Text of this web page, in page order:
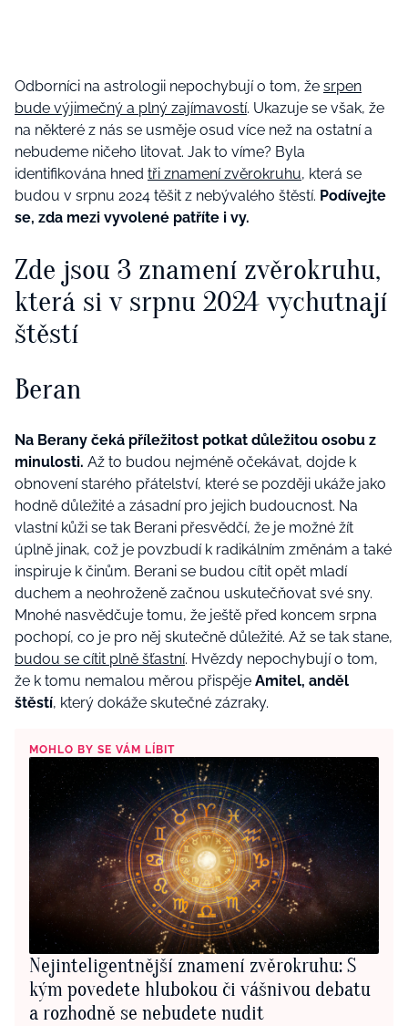
Odborníci na astrologii nepochybují o tom, že srpen
bude výjimečný a plný zajímavostí. Ukazuje se však, že
na některé z nás se usměje osud více než na ostatní a
nebudeme ničeho litovat. Jak to víme? Byla
identifikována hned tři znamení zvěrokruhu, která se
budou v srpnu 2024 těšit z nebývalého štěstí. Podívejte
se, zda mezi vyvolené patříte i vy.
Zde jsou 3 znamení zvěrokruhu,
která si v srpnu 2024 vychutnají
štěstí
Beran
Na Berany čeká příležitost potkat důležitou osobu z
minulosti. Až to budou nejméně očekávat, dojde k
obnovení starého přátelství, které se později ukáže jako
hodně důležité a zásadní pro jejich budoucnost. Na
vlastní kůži se tak Berani přesvědčí, že je možné žít
úplně jinak, což je povzbudí k radikálním změnám a také
inspiruje k činům. Berani se budou cítit opět mladí
duchem a neohroženě začnou uskutečňovat své sny.
Mnohé nasvědčuje tomu, že ještě před koncem srpna
pochopí, co je pro něj skutečně důležité. Až se tak stane,
budou se cítit plně šťastní. Hvězdy nepochybují o tom,
že k tomu nemalou měrou přispěje Amitel, anděl
štěstí, který dokáže skutečné zázraky.
MOHLO BY SE VÁM LÍBIT
Nejinteligentnější znamení zvěrokruhu: S
kým povedete hlubokou či vášnivou debatu
a rozhodně se nebudete nudit